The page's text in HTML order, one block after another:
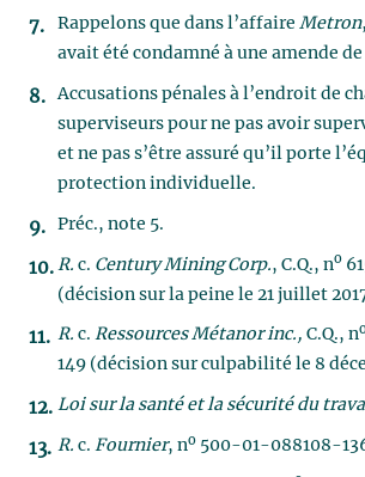
Rappelons que dans l’affaire Metron
avait été condamné à une amende de
Accusations pénales à l’endroit de
superviseurs pour ne pas avoir
et ne pas s’être assuré qu’il porte
protection individuelle.
Préc., note 5.
R. c. Century Mining Corp., C.Q., no
(décision sur la peine le 21 juillet
R. c. Ressources Métanor inc., C.Q., n
149 (décision sur culpabilité le 8
Loi sur la santé et la sécurité du
R. c. Fournier, no 500-01-088108-